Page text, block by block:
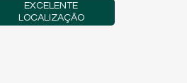
EXCELENTE
LOCALIZAÇÃO